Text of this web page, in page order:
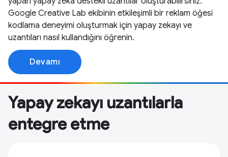
Google Creative Lab ekibinin etkileşimli bir reklam öğesi
kodlama deneyimi oluşturmak için yapay zekayı ve
uzantıları nasıl kullandığını öğrenin.
Devamı
Yapay zekayı uzantılarla
entegre etme